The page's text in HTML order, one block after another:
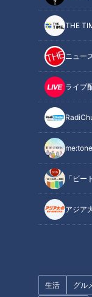
THE
ニュー
ライブ
「ビー
アジア
生活 グル
この記事を見た
ほぼ５００円以下の
海地方初上陸の新業
お助けWEEK】
他店より約4割安い
の幸が激安な「魚太